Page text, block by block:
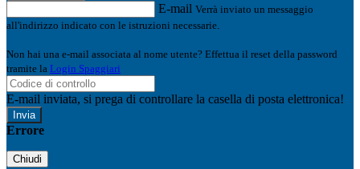
E-mail Verrà inviato un messaggio
all'indirizzo indicato con le istruzioni necessarie.
Non hai una e-mail associata al nome utente? Effettua il reset della password
tramite la Login Spaggiari
E-mail inviata, si prega di controllare la casella di posta elettronica!
Errore
Chiudi